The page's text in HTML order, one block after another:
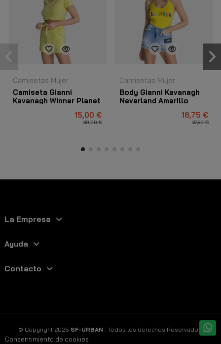
Camisetas Mujer
Camiseta Gianni
Kavanagh Winner Planet
15,00 €
30,00 €
Camisetas Mujer
Body Gianni Kavanagh
Neverland Amarillo
18,75 €
37,50 €
La Empresa
Ayuda
Contacto
© Copyright 2025 SF-URBAN . Todos los derechos Reservados.
Consentimiento de cookies